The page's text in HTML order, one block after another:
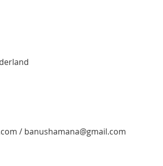
/ banushamana@gmail.com